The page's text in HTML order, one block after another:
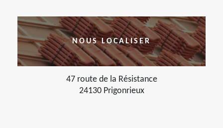
NOUS LOCALISER
47 route de la Résistance
24130 Prigonrieux